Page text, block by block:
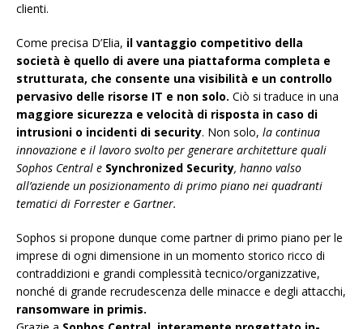
clienti.
Come precisa D’Elia, il vantaggio competitivo della
società è quello di avere una piattaforma completa e
strutturata, che consente una visibilità e un controllo
pervasivo delle risorse IT e non solo. Ciò si traduce in una
maggiore sicurezza e velocità di risposta in caso di
intrusioni o incidenti di security. Non solo, la continua
innovazione e il lavoro svolto per generare architetture quali
Sophos Central e Synchronized Security, hanno valso
all’aziende un posizionamento di primo piano nei quadranti
tematici di Forrester e Gartner.
Sophos si propone dunque come partner di primo piano per le
imprese di ogni dimensione in un momento storico ricco di
contraddizioni e grandi complessità tecnico/organizzative,
nonché di grande recrudescenza delle minacce e degli attacchi,
ransomware in primis.